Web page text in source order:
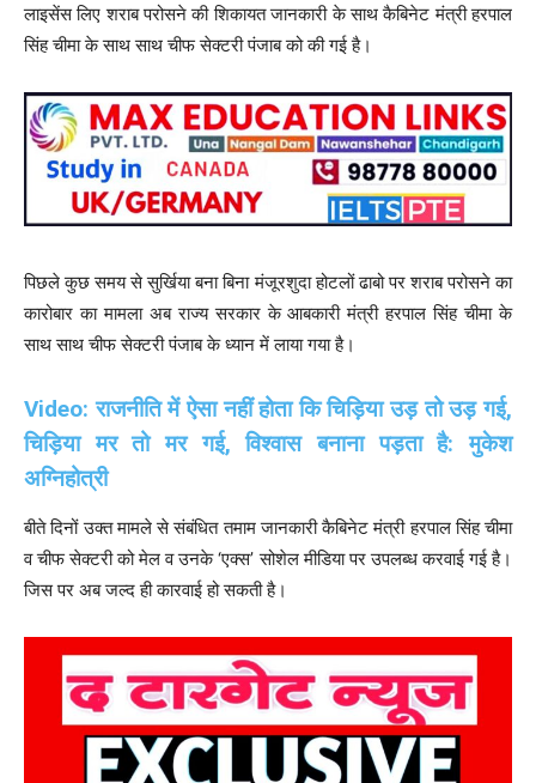
लाइसेंस लिए शराब परोसने की शिकायत जानकारी के साथ कैबिनेट मंत्री हरपाल
सिंह चीमा के साथ साथ चीफ सेक्टरी पंजाब को की गई है।
पिछले कुछ समय से सुर्खिया बना बिना मंजूरशुदा होटलों ढाबो पर शराब परोसने का
कारोबार का मामला अब राज्य सरकार के आबकारी मंत्री हरपाल सिंह चीमा के
साथ साथ चीफ सेक्टरी पंजाब के ध्यान में लाया गया है।
Video: राजनीति में ऐसा नहीं होता कि चिड़िया उड़ तो उड़ गई,
चिड़िया मर तो मर गई, विश्वास बनाना पड़ता है: मुकेश
अग्निहोत्री
बीते दिनों उक्त मामले से संबंधित तमाम जानकारी कैबिनेट मंत्री हरपाल सिंह चीमा
व चीफ सेक्टरी को मेल व उनके ‘एक्स’ सोशेल मीडिया पर उपलब्ध करवाई गई है।
जिस पर अब जल्द ही कारवाई हो सकती है।